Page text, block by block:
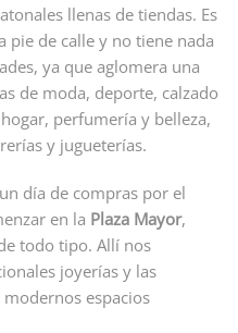
llenas de tiendas. Es
pie de calle y no tiene nada
ya que aglomera una
de moda, deporte, calzado
perfumería y belleza,
y jugueterías.
día de compras por el
en la Plaza Mayor,
todo tipo. Allí nos
joyerías y las
espacios